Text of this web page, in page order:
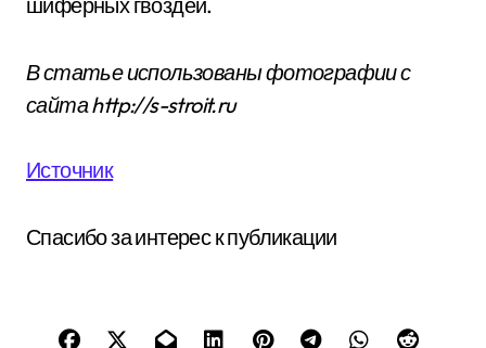
В статье использованы фотографии с
сайтаhttp://s-stroit.ru
Источник
Спасибо за интерес к публикации